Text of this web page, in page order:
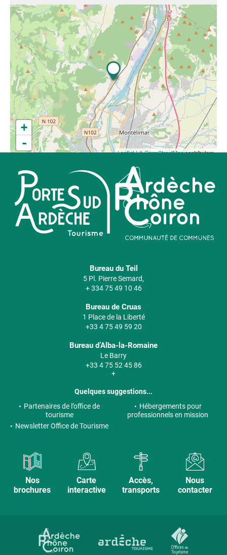
+
-
Leaflet| ©OpenStreetMapcontributors
Bureau du Teil
5 Pl. Pierre Semard,
+ 334 75 49 10 46
Bureau de Cruas
1 Place de la Liberté
+33 4 75 49 59 20
Bureau d’Alba-la-Romaine
Le Barry
+33 4 75 52 45 86
+
Quelques suggestions...
Partenaires de l’office de
tourisme
Hébergements pour
professionnels en mission
Newsletter Office de Tourisme
Nos
brochures
Carte
interactive
Accès,
transports
Nous
contacter